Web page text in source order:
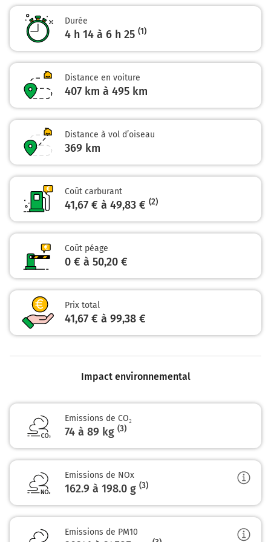
Orly-Lyon
Périphérique Intérieur
Quai d'Ivry
Porte d'Italie
Boulevard Périphérique
Prendre à droite et rejoindre A6b. Continuer sur
5,6 kilomètres
BORDEAUX-NANTES
LYON-ÉVRY
ORLY-RUNGIS
Autoroute du Soleil
7,0 km
Sortir et rejoindre A106. Continuer sur 400 mètres
LYON
Autoroute du Soleil
12,6 km
Prendre à droite et rejoindre A6a E5. Continuer
sur 3,5 kilomètres
E05
A6a
LYON
ÉVRY
13,0 km
16,5 km
Durée
4 h 14 à 6 h 25 (1)
Distance en voiture
407 km à 495 km
Distance à vol d’oiseau
369 km
Coût carburant
41,67 € à 49,83 € (2)
Coût péage
0 € à 50,20 €
Prix total
41,67 € à 99,38 €
Impact environnemental
Emissions de CO₂
74 à 89 kg (3)
Emissions de NOx
162.9 à 198.0 g (3)
Emissions de PM10